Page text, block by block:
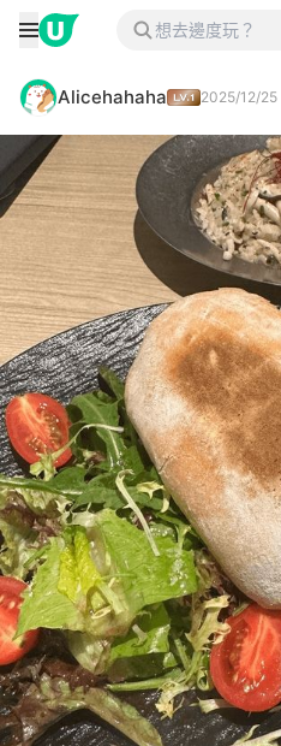
Alicehahaha 2025/12/25